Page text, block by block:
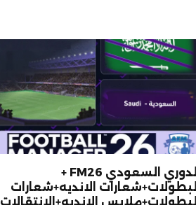
الدوري السعودي FM26 +
البطولات+شعارات الانديه+شعارات
البطولات+ملابس الانديه+الانتقالات